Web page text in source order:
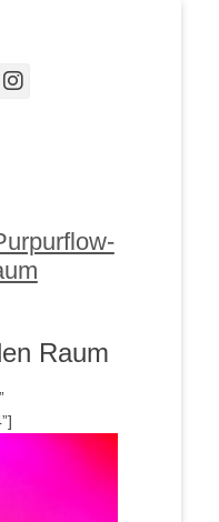
Instagram
Raum